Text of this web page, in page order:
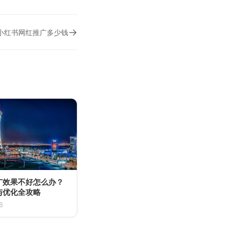
红书网红推广多少钱→
果不好怎么办？
优化全攻略